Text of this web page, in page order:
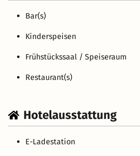
Bar(s)
Kinderspeisen
Frühstückssaal / Speiseraum
Restaurant(s)
Hotelausstattung
E-Ladestation